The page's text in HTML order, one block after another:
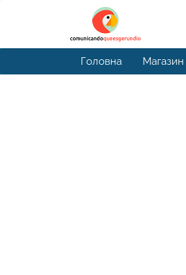
Головна Магазин